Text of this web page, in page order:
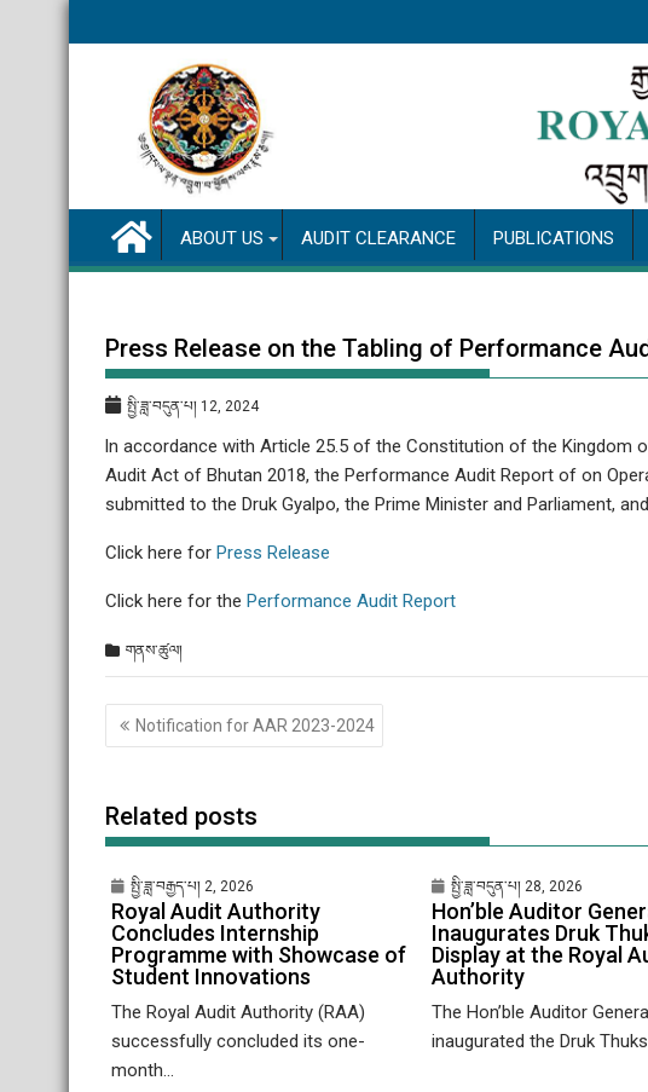
to
ABOUT US AUDIT CLEARANCE PUBLICATIONS
Press Release on the Tabling of Performance
སྤྱི་ཟླ་བདུན་པ། 12, 2024
ln accordance with Article 25.5 of the Constitution of the Kingdom
Audit Act of Bhutan 2018, the Performance Audit Report of on
submitted to the Druk Gyalpo, the Prime Minister and Parliament,
Click here for Press Release
Click here for the Performance Audit Report
གནས་ཚུལ།
Post
གི་
ལམ།
Notification for AAR 2023-2024
Related posts
སྤྱི་ཟླ་བརྒྱད་པ། 2, 2026
Royal Audit Authority
Concludes Internship
Programme with Showcase of
Student Innovations
The Royal Audit Authority (RAA)
successfully concluded its one-
month...
སྤྱི་ཟླ་བདུན་པ། 28, 2026
Hon’ble Auditor
Inaugurates Druk
Display at the Royal
Authority
The Hon’ble Auditor
inaugurated the Druk